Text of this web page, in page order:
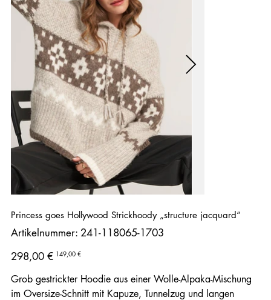
Princess goes Hollywood Strickhoody „structure jacquard“
Artikelnummer: Artikelnummer:
241-
241-118065-1703
Ursprünglicher
Preis
298,00 € Angebotspreis
149,00 €
Grob gestrickter Hoodie aus einer Wolle-Alpaka-Mischung
im Oversize-Schnitt mit Kapuze, Tunnelzug und langen